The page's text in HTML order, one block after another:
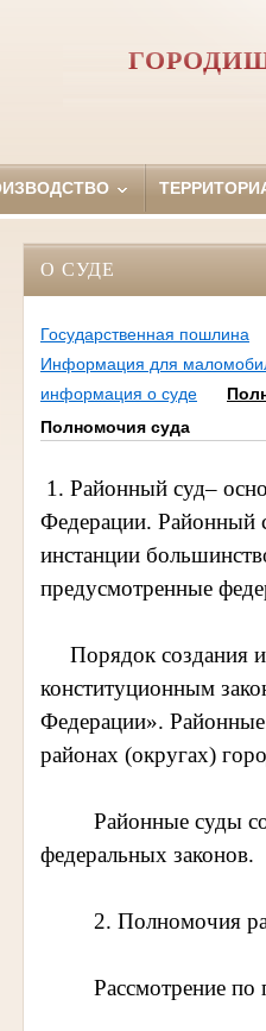
О СУДЕ
Государственная пошлина
Информация для
информация о суде
Полномочия суда
1. Районный суд–
Федерации. Районный
инстанции
предусмотренные
Порядок создания и
конституционным
Федерации».
районах (округах)
Районные суды
федеральных законов.
2. Полномочия
Рассмотрение по